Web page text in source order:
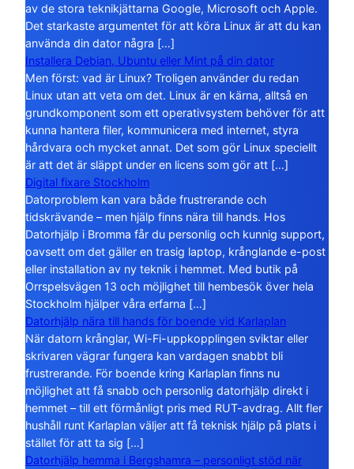
av de stora teknikjättarna Google, Microsoft och Apple.
Det starkaste argumentet för att köra Linux är att du kan
använda din dator några […]
Installera Debian, Ubuntu eller Mint på din dator
Men först: vad är Linux? Troligen använder du redan
Linux utan att veta om det. Linux är en kärna, alltså en
grundkomponent som ett operativsystem behöver för att
kunna hantera filer, kommunicera med internet, styra
hårdvara och mycket annat. Det som gör Linux speciellt
är att det är släppt under en licens som gör att […]
Digital fixare Stockholm
Datorproblem kan vara både frustrerande och
tidskrävande – men hjälp finns nära till hands. Hos
Datorhjälp i Bromma får du personlig och kunnig support,
oavsett om det gäller en trasig laptop, krånglande e-post
eller installation av ny teknik i hemmet. Med butik på
Orrspelsvägen 13 och möjlighet till hembesök över hela
Stockholm hjälper våra erfarna […]
Datorhjälp nära till hands för boende vid Karlaplan
När datorn krånglar, Wi-Fi-uppkopplingen sviktar eller
skrivaren vägrar fungera kan vardagen snabbt bli
frustrerande. För boende kring Karlaplan finns nu
möjlighet att få snabb och personlig datorhjälp direkt i
hemmet – till ett förmånligt pris med RUT-avdrag. Allt fler
hushåll runt Karlaplan väljer att få teknisk hjälp på plats i
stället för att ta sig […]
Datorhjälp hemma i Bergshamra – personligt stöd när